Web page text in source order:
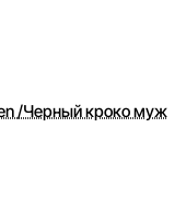
/Черный кроко муж